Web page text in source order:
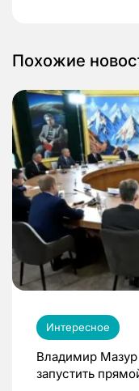
Похожие
Интересное
Владимир
запустить